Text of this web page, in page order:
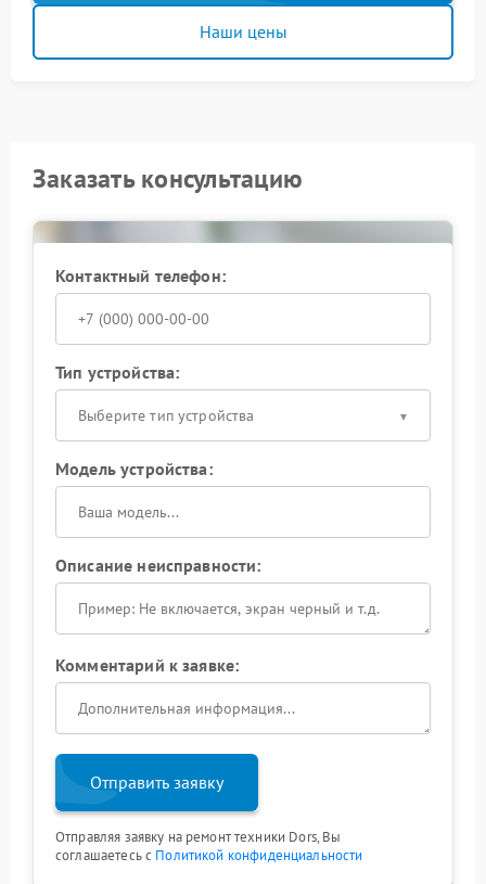
Наши цены
Заказать консультацию
Контактный телефон:
Тип устройства:
Выберите тип устройства
Модель устройства:
Описание неисправности:
Комментарий к заявке:
Отправить заявку
Отправляя заявку на ремонт техники Dors, Вы
соглашаетесь с Политикой конфиденциальности